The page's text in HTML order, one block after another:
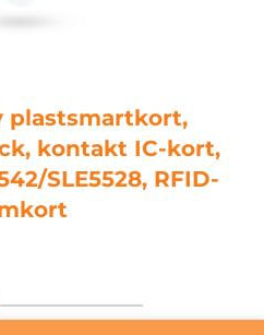
plastsmartkort,
kontakt IC-kort,
SLE5528, RFID-